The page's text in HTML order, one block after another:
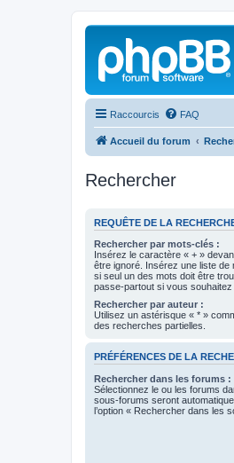
Raccourcis FAQ
Accueil du forum
Rechercher
REQUÊTE DE LA
Rechercher par mots-clés :
Insérez le caractère « + »
être ignoré. Insérez une liste
si seul un des mots doit être
passe-partout si vous
Rechercher par auteur :
Utilisez un astérisque « * »
des recherches partielles.
PRÉFÉRENCES DE LA
Rechercher dans les forums :
Sélectionnez le ou les forums
sous-forums seront
l’option « Rechercher dans les